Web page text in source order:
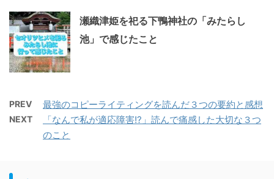
瀬織津姫を祀る下鴨神社の「みたらし
池」で感じたこと
PREV 最強のコピーライティングを読んだ３つの要約と感想
NEXT
「なんで私が適応障害!?」読んで痛感した大切な３つ
のこと